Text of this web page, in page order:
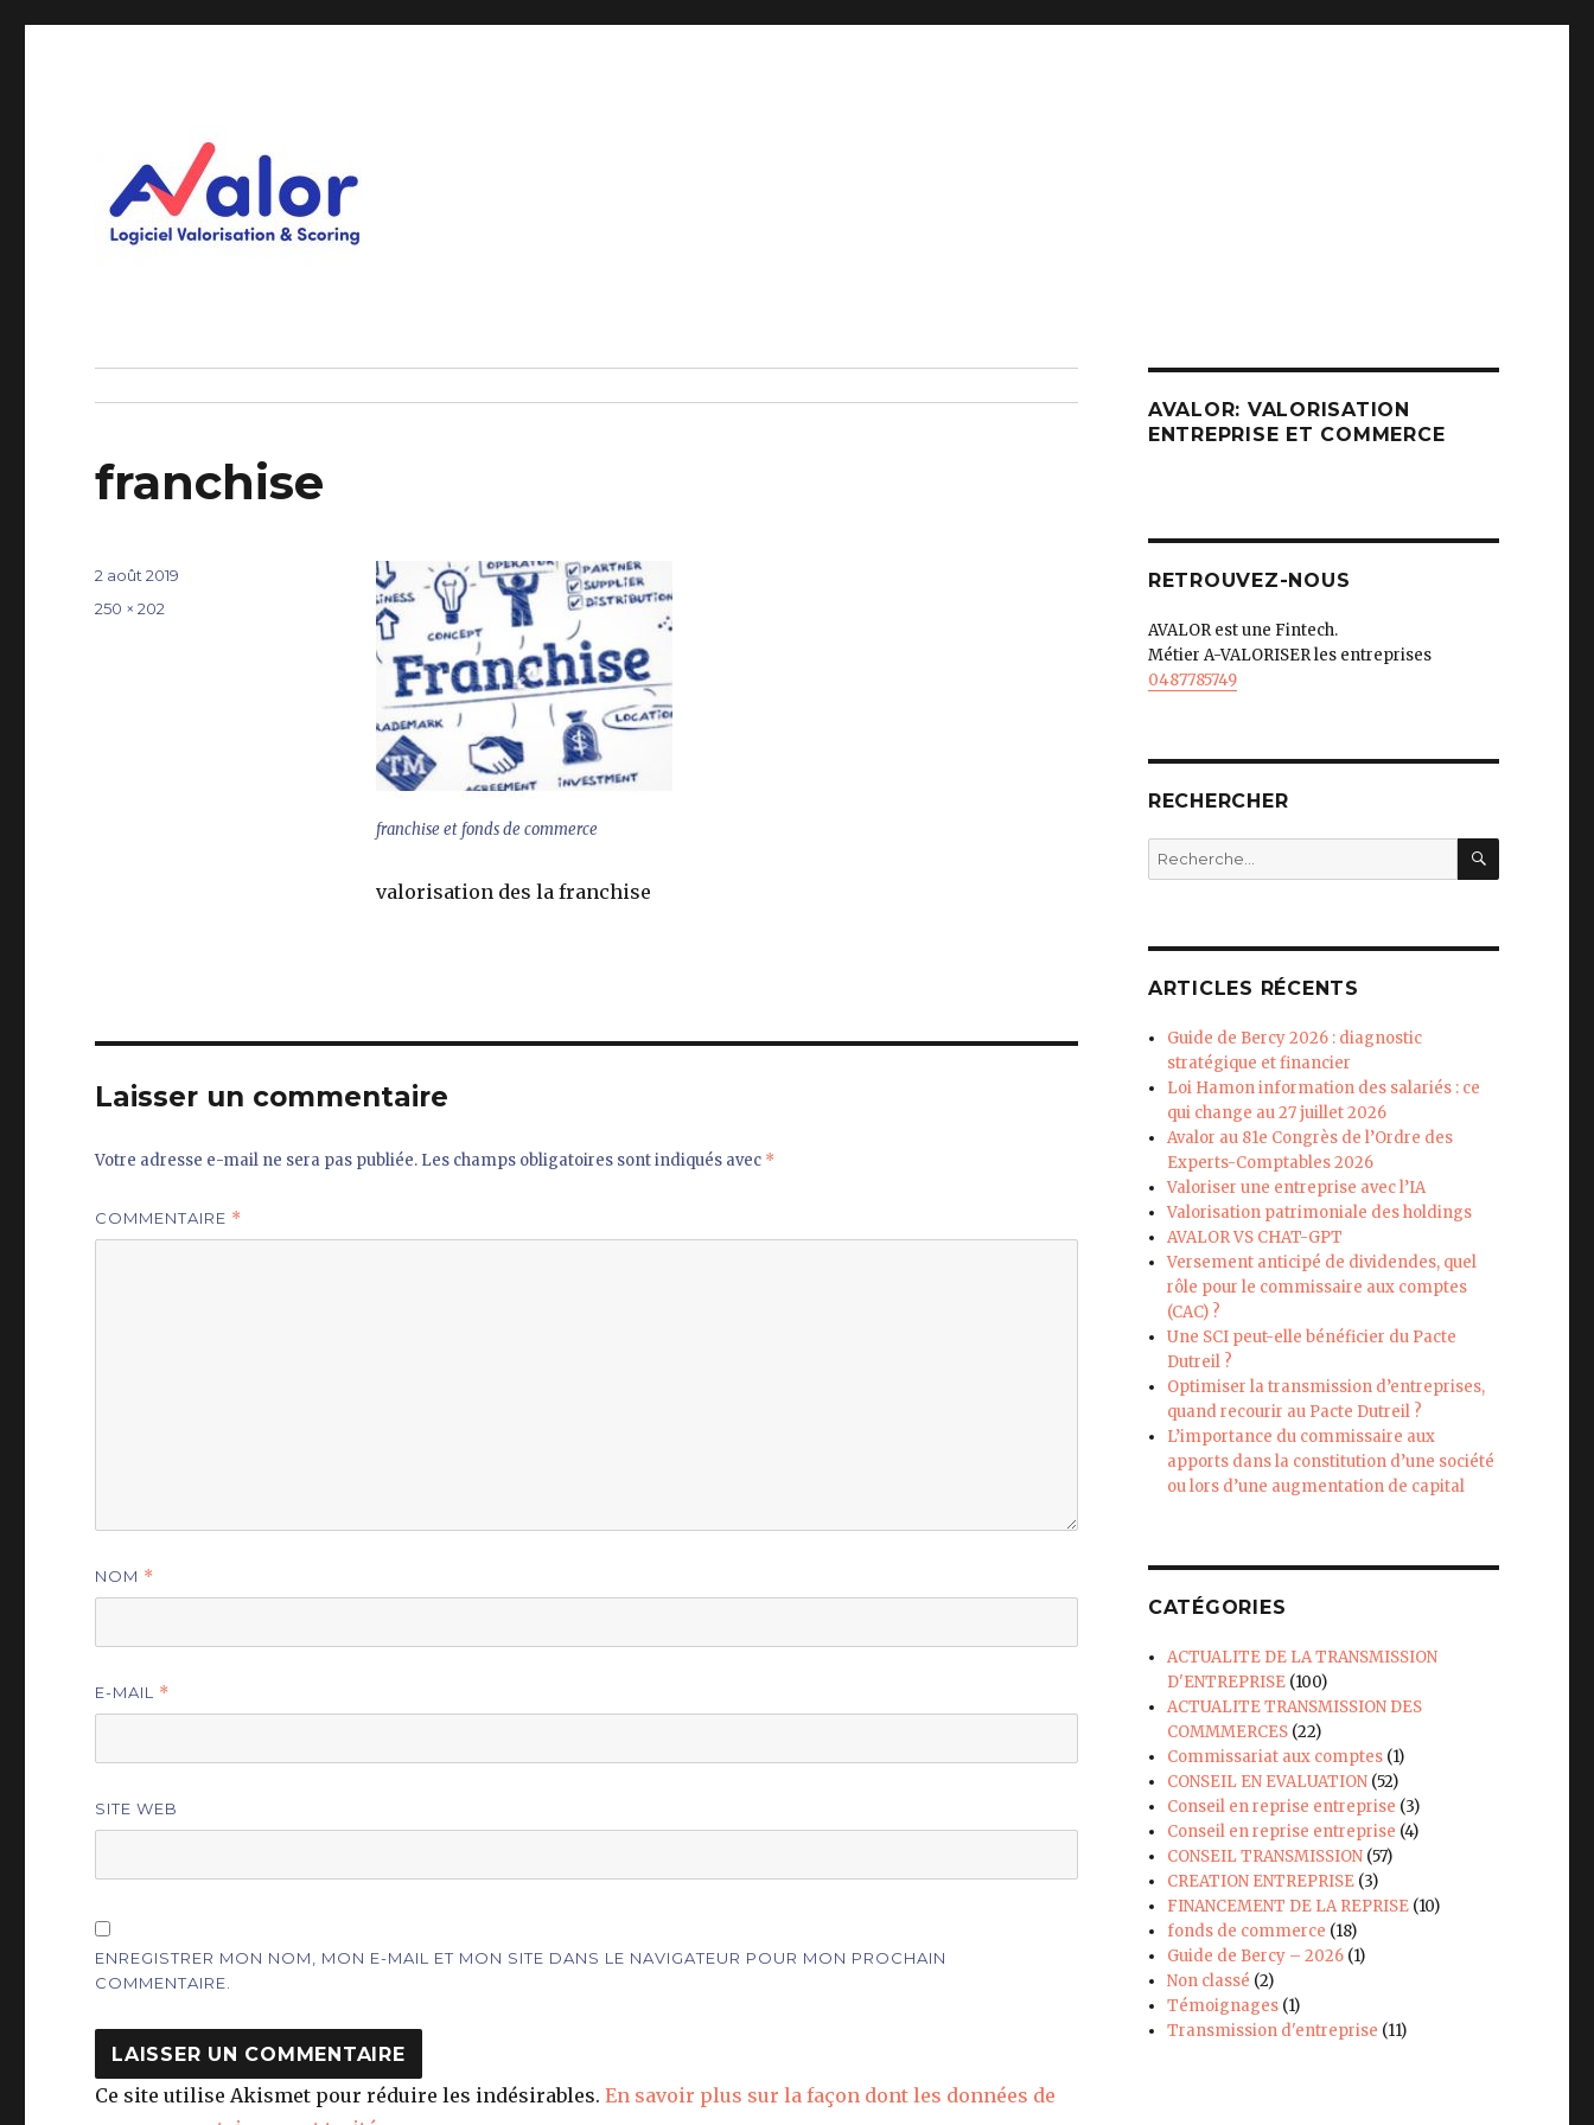
franchise
franchise et fonds de commerce
valorisation des la franchise
Publié
2 août 2019
Taille
250 × 202
Laisser un commentaire
Votre adresse e-mail ne sera pas publiée. Les champs obligatoires sont indiqués avec *
COMMENTAIRE *
NOM *
E-MAIL *
SITE WEB
ENREGISTRER MON NOM, MON E-MAIL ET MON SITE DANS LE NAVIGATEUR POUR MON PROCHAIN
COMMENTAIRE.
Ce site utilise Akismet pour réduire les indésirables.En savoir plus sur la façon dont les données de
AVALOR: VALORISATION
ENTREPRISE ET COMMERCE
RETROUVEZ-NOUS
AVALOR est une Fintech.
Métier A-VALORISER les entreprises
0487785749
RECHERCHER
Recherche
pour
ARTICLES RÉCENTS
Guide de Bercy 2026 : diagnostic
stratégique et financier
Loi Hamon information des salariés : ce
qui change au 27 juillet 2026
Avalor au 81e Congrès de l’Ordre des
Experts-Comptables 2026
Valoriser une entreprise avec l’IA
Valorisation patrimoniale des holdings
AVALOR VS CHAT-GPT
Versement anticipé de dividendes, quel
rôle pour le commissaire aux comptes
(CAC) ?
Une SCI peut-elle bénéficier du Pacte
Dutreil ?
Optimiser la transmission d’entreprises,
quand recourir au Pacte Dutreil ?
L’importance du commissaire aux
apports dans la constitution d’une société
ou lors d’une augmentation de capital
CATÉGORIES
ACTUALITE DE LA TRANSMISSION
D'ENTREPRISE (100)
ACTUALITE TRANSMISSION DES
COMMMERCES (22)
Commissariat aux comptes (1)
CONSEIL EN EVALUATION (52)
Conseil en reprise entreprise (3)
Conseil en reprise entreprise (4)
CONSEIL TRANSMISSION (57)
CREATION ENTREPRISE (3)
FINANCEMENT DE LA REPRISE (10)
fonds de commerce (18)
Guide de Bercy – 2026 (1)
Non classé (2)
Témoignages (1)
Transmission d'entreprise (11)